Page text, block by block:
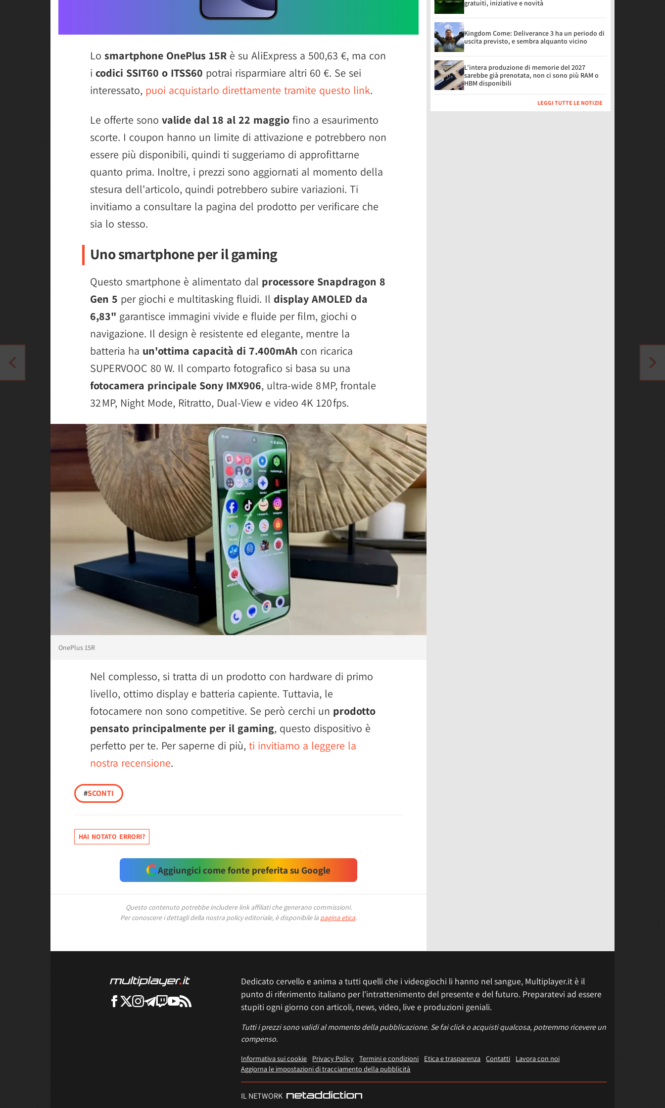
Lo smartphone OnePlus 15R è su AliExpress a 500,63 €, ma con
i codici SSIT60 o ITSS60 potrai risparmiare altri 60 €. Se sei
interessato, puoi acquistarlo direttamente tramite questo link.
Le offerte sono valide dal 18 al 22 maggio fino a esaurimento
scorte. I coupon hanno un limite di attivazione e potrebbero non
essere più disponibili, quindi ti suggeriamo di approfittarne
quanto prima. Inoltre, i prezzi sono aggiornati al momento della
stesura dell'articolo, quindi potrebbero subire variazioni. Ti
invitiamo a consultare la pagina del prodotto per verificare che
sia lo stesso.
Uno smartphone per il gaming
Questo smartphone è alimentato dal processore Snapdragon 8
Gen 5 per giochi e multitasking fluidi. Il display AMOLED da
6,83" garantisce immagini vivide e fluide per film, giochi o
navigazione. Il design è resistente ed elegante, mentre la
batteria ha un'ottima capacità di 7.400mAh con ricarica
SUPERVOOC 80 W. Il comparto fotografico si basa su una
fotocamera principale Sony IMX906, ultra-wide 8 MP, frontale
32 MP, Night Mode, Ritratto, Dual-View e video 4K 120 fps.
OnePlus 15R
Nel complesso, si tratta di un prodotto con hardware di primo
livello, ottimo display e batteria capiente. Tuttavia, le
fotocamere non sono competitive. Se però cerchi un prodotto
pensato principalmente per il gaming, questo dispositivo è
perfetto per te. Per saperne di più, ti invitiamo a leggere la
nostra recensione.
#SCONTI
HAI NOTATO ERRORI?
Aggiungici come fonte preferita su Google
Questo contenuto potrebbe includere link affiliati che generano commissioni.
Per conoscere i dettagli della nostra policy editoriale, è disponibile la pagina etica.
gratuiti, iniziative e novità
Kingdom Come: Deliverance 3 ha un periodo di
uscita previsto, e sembra alquanto vicino
L'intera produzione di memorie del 2027
sarebbe già prenotata, non ci sono più RAM o
HBM disponibili
LEGGI TUTTE LE NOTIZIE
Dedicato cervello e anima a tutti quelli che i videogiochi li hanno nel sangue, Multiplayer.it è il
punto di riferimento italiano per l'intrattenimento del presente e del futuro. Preparatevi ad essere
stupiti ogni giorno con articoli, news, video, live e produzioni geniali.
Tutti i prezzi sono validi al momento della pubblicazione. Se fai click o acquisti qualcosa, potremmo ricevere un
compenso.
Informativa sui cookie Privacy Policy Termini e condizioni Etica e trasparenza Contatti
Lavora con noi
Aggiorna le impostazioni di tracciamento della pubblicità
IL NETWORK